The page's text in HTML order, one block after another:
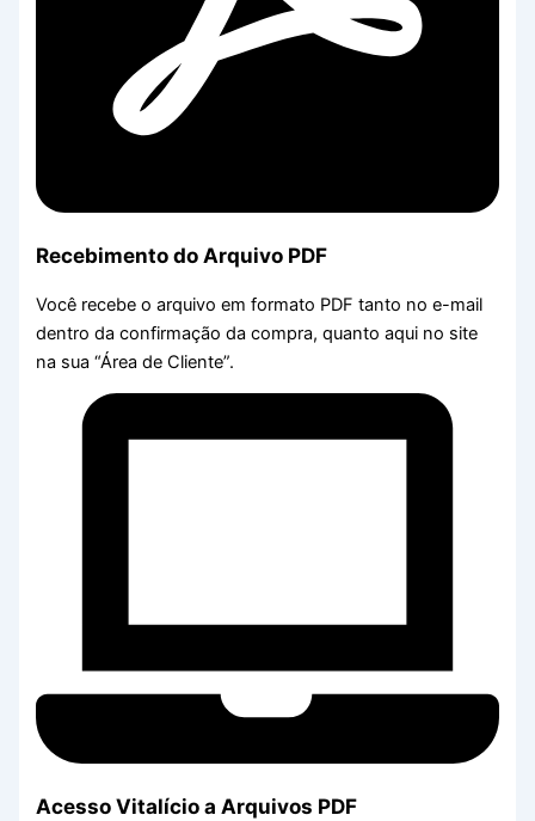
Recebimento do Arquivo PDF
Você recebe o arquivo em formato PDF tanto no e-mail
dentro da confirmação da compra, quanto aqui no site
na sua “Área de Cliente”.
Acesso Vitalício a Arquivos PDF